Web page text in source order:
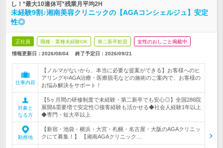
し！*最大10連休可*残業月平均2H
未経験9割♪湘南美容クリニックの【AGAコンシェルジュ】安定
性◎
正社員 職種・業種未経験OK 第二新卒歓迎 女性のおしごと掲載中
情報更新日：2026/08/04 終了予定日： 2026/09/21
仕事内容
【ノルマがないから、本当に必要な提案ができる】お客様へのヒ
アリングやAGA治療・医療脱毛などの施術のご案内で、お客様の
お悩み解決をサポート！
対象と
なる方
【5ヶ月間の研修制度で未経験・第二新卒でも安心◎】全国286院
展開&需要増で安定性◎接客経験も活かせる◆社会人経験1年以上
◆専門・短大卒以上
勤務地
【新宿・池袋・横浜・大宮・札幌・名古屋・大阪のAGAクリニッ
クにて募集！】 【湘南AGAクリニック…